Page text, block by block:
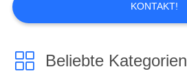
KONTAKT!
Beliebte Kategorien